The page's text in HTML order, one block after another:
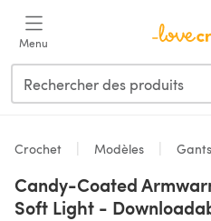
Menu
Crochet Modèles
Candy-Coated
Soft Light -